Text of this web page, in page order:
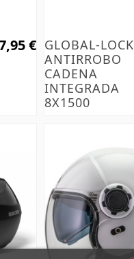
€ GLOBAL-LOCK
ANTIRROBO
CADENA
INTEGRADA
8X1500